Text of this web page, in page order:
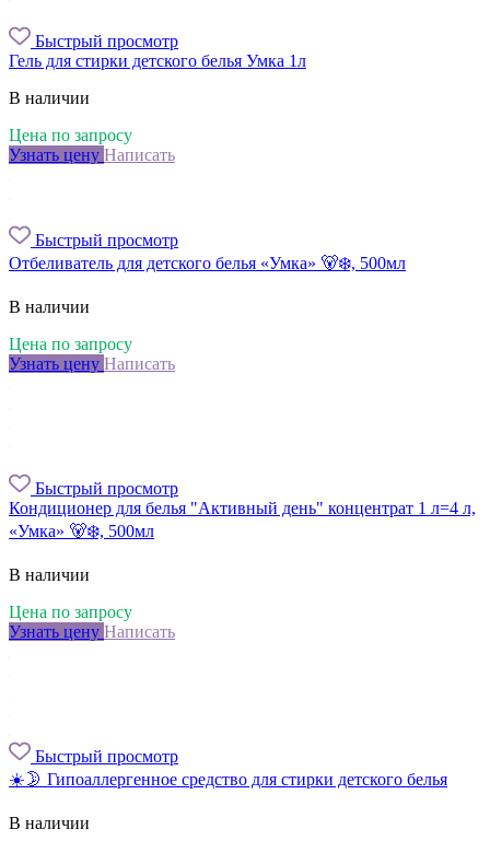
Быстрый просмотр
Гель для стирки детского белья Умкa 1л
В наличии
Цена по запросу
Узнать цену Написать
Быстрый просмотр
Отбеливатель для детского белья «Умка» 🐻‍❄️, 500мл
В наличии
Цена по запросу
Узнать цену Написать
Быстрый просмотр
Кондиционер для белья "Активный день" концентрат 1 л=4 л,
«Умка» 🐻‍❄️, 500мл
В наличии
Цена по запросу
Узнать цену Написать
Быстрый просмотр
☀️🌛 Гипоаллергенное средство для стирки детского белья
В наличии